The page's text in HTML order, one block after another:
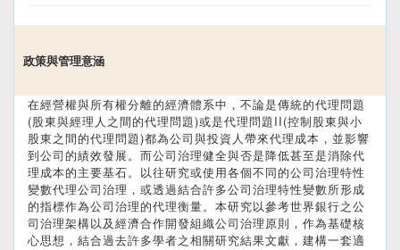
政策與管理意涵
在經營權與所有權分離的經濟體系中，不論是傳統的代理問題
(股東與經理人之間的代理問題)或是代理問題II(控制股東與小
股東之間的代理問題)都為公司與投資人帶來代理成本，並影響
到公司的績效發展。而公司治理健全與否是降低甚至是消除代
理成本的主要基石。以往研究或使用各個不同的公司治理特性
變數代理公司治理，或透過結合許多公司治理特性變數所形成
的指標作為公司治理的代理衡量。本研究以參考世界銀行之公
司治理架構以及經濟合作開發組織公司治理原則，作為基礎核
心思想，結合過去許多學者之相關研究結果文獻，建構一套適